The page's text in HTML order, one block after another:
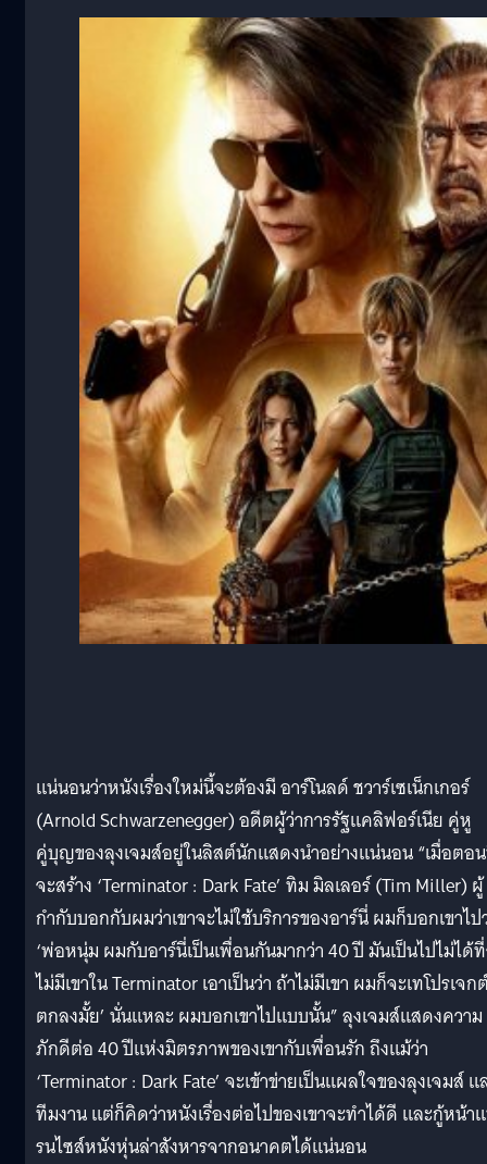
แน่นอนว่าหนังเรื่องใหม่นี้จะต้องมี อาร์โนลด์ ชวาร์เซเน็กเกอร์
(Arnold Schwarzenegger) อดีตผู้ว่าการรัฐแคลิฟอร์เนีย คู่หู
คู่บุญของลุงเจมส์อยู่ในลิสต์นักแสดงนำอย่างแน่นอน “เมื่อตอ
จะสร้าง ‘Terminator : Dark Fate’ ทิม มิลเลอร์ (Tim Miller) ผู้
กำกับบอกกับผมว่าเขาจะไม่ใช้บริการของอาร์นี่ ผมก็บอกเขาไป
‘พ่อหนุ่ม ผมกับอาร์นี่เป็นเพื่อนกันมากว่า 40 ปี มันเป็นไปไม่ได้
ไม่มีเขาใน Terminator เอาเป็นว่า ถ้าไม่มีเขา ผมก็จะเทโปรเจก
ตกลงมั้ย’ นั่นแหละ ผมบอกเขาไปแบบนั้น” ลุงเจมส์แสดงความ
ภักดีต่อ 40 ปีแห่งมิตรภาพของเขากับเพื่อนรัก ถึงแม้ว่า
‘Terminator : Dark Fate’ จะเข้าข่ายเป็นแผลใจของลุงเจมส์ แ
ทีมงาน แต่ก็คิดว่าหนังเรื่องต่อไปของเขาจะทำได้ดี และกู้หน้า
รนไซส์หนังหุ่นล่าสังหารจากอนาคตได้แน่นอน